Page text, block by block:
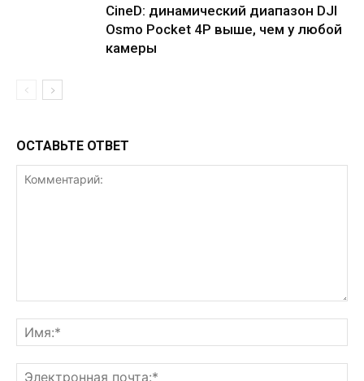
CineD: динамический диапазон DJI
Osmo Pocket 4P выше, чем у любой
камеры
ОСТАВЬТЕ ОТВЕТ